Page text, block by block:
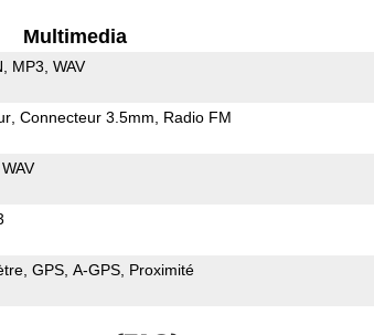
Multimedia
MP3 WAV
Connecteur 3.5mm Radio FM
WAV
GPS A-GPS Proximité